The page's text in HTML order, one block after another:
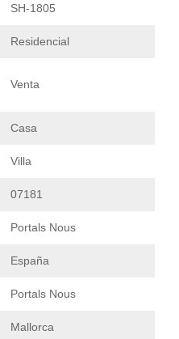
SH-1805
Residencial
Venta
Casa
Villa
07181
Portals Nous
España
Portals Nous
Mallorca